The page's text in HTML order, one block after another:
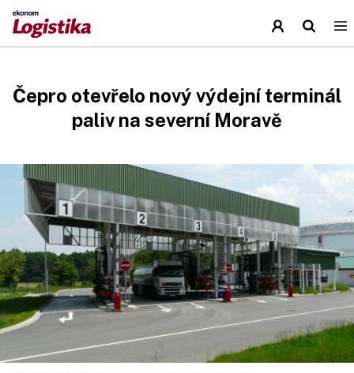
Čepro otevřelo nový výdejní terminál
paliv na severní Moravě